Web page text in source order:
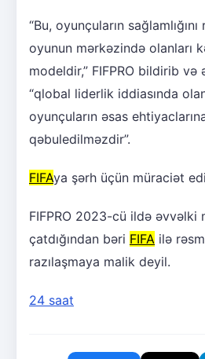
“Bu, oyunçuların
oyunun mərkəzində olanları
modeldir,” FIFPRO bildirib və
“qlobal liderlik iddiasında
oyunçuların əsas
qəbuledilməzdir”.
FIFAya şərh üçün müraciət
FIFPRO 2023-cü ildə əvvəlki
çatdığından bəri FIFA ilə
razılaşmaya malik deyil.
24 saat